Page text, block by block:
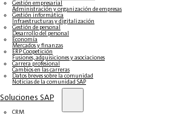
Gestión empresarial
Administración y organización de empresas
Gestión informática
Infraestructuras y digitalización
Gestión de personal
Desarrollo del personal
Economía
Mercados y finanzas
ERP Coopetición
Fusiones, adquisiciones y asociaciones
Carrera profesional
Cambios en las carreras
Datos breves sobre la comunidad
Noticias de la comunidad SAP
Soluciones‎‎ SAP
CRM